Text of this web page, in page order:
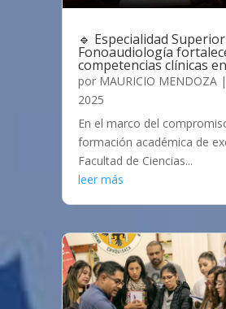
🔹 Especialidad
Fonoaudiología
competencias clínicas
por MAURICIO MENDOZA |
2025
En el marco del
formación académica de
Facultad de Ciencias...
leer más